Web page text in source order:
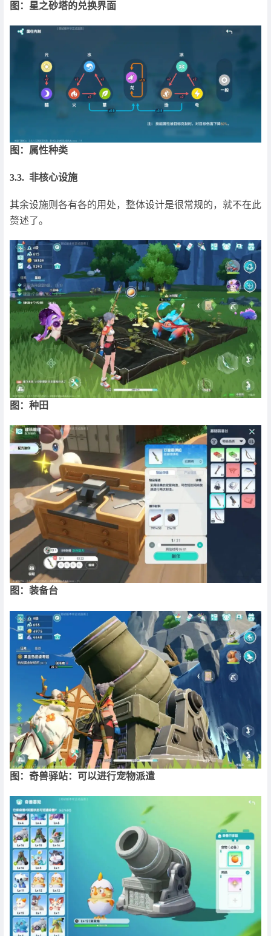
图：星之砂塔的兑换界面
图：属性种类
3.3. 非核心设施
其余设施则各有各的用处，整体设计是很常规的，就不在此
赘述了。
图：种田
图：装备台
图：奇兽驿站：可以进行宠物派遣